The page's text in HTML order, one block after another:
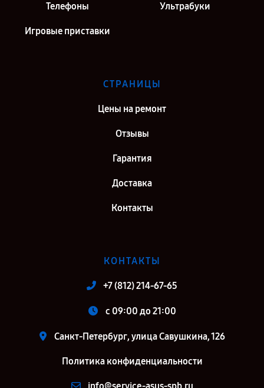
Телефоны Ультрабуки
Игровые приставки
СТРАНИЦЫ
Цены на ремонт
Отзывы
Гарантия
Доставка
Контакты
КОНТАКТЫ
+7 (812) 214-67-65
c 09:00 до 21:00
Санкт-Петербург, улица Савушкина, 126
Политика конфиденциальности